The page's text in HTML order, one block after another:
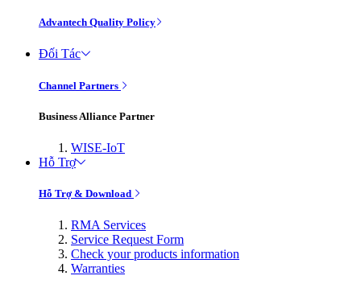
Advantech Quality Policy
Đối Tác
Channel Partners
Business Alliance Partner
WISE-IoT
Hỗ Trợ
Hỗ Trợ & Download
RMA Services
Service Request Form
Check your products information
Warranties